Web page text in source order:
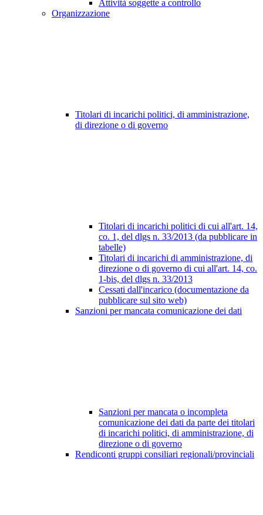
Attività soggette a controllo
Organizzazione
Titolari di incarichi politici, di amministrazione,
di direzione o di governo
Titolari di incarichi politici di cui all'art. 14,
co. 1, del dlgs n. 33/2013 (da pubblicare in
tabelle)
Titolari di incarichi di amministrazione, di
direzione o di governo di cui all'art. 14, co.
1-bis, del dlgs n. 33/2013
Cessati dall'incarico (documentazione da
pubblicare sul sito web)
Sanzioni per mancata comunicazione dei dati
Sanzioni per mancata o incompleta
comunicazione dei dati da parte dei titolari
di incarichi politici, di amministrazione, di
direzione o di governo
Rendiconti gruppi consiliari regionali/provinciali